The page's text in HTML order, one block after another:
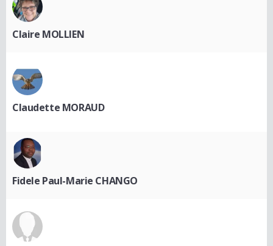
Claire MOLLIEN
Claudette MORAUD
Fidele Paul-Marie CHANGO